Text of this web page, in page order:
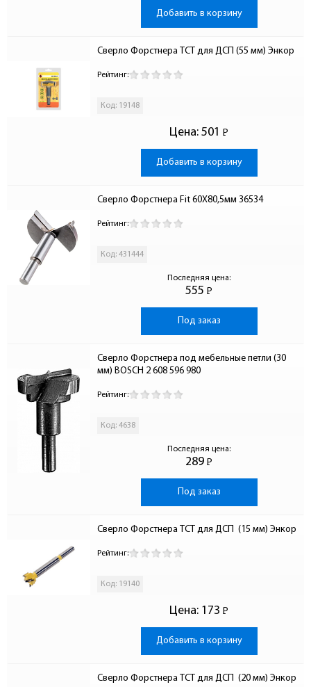
Добавить в корзину
Сверло Форстнера ТСТ для ДСП (55 мм) Энкор
Рейтинг:
Код: 19148
Цена: 501 Р
-
Добавить в корзину
Сверло Форстнера Fit 60Х80,5мм 36534
Рейтинг:
Код: 431444
Последняя цена:
555 Р
-
Под заказ
Сверло Форстнера под мебельные петли (30
мм) BOSCH 2 608 596 980
Рейтинг:
Код: 4638
Последняя цена:
289 Р
-
Под заказ
Сверло Форстнера ТСТ для ДСП  (15 мм) Энкор
Рейтинг:
Код: 19140
Цена: 173 Р
-
Добавить в корзину
Сверло Форстнера ТСТ для ДСП  (20 мм) Энкор